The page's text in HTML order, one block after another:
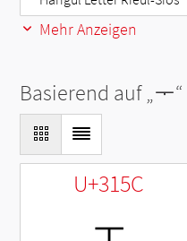
Mehr Anzeigen
Basierend auf „ᅮ
U+315C
ㅜ